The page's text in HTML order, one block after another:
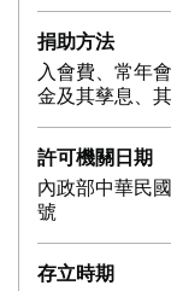
捐助方法
入會費、常年
金及其孳息、
許可機關日期
內政部中華民
號
存立時期